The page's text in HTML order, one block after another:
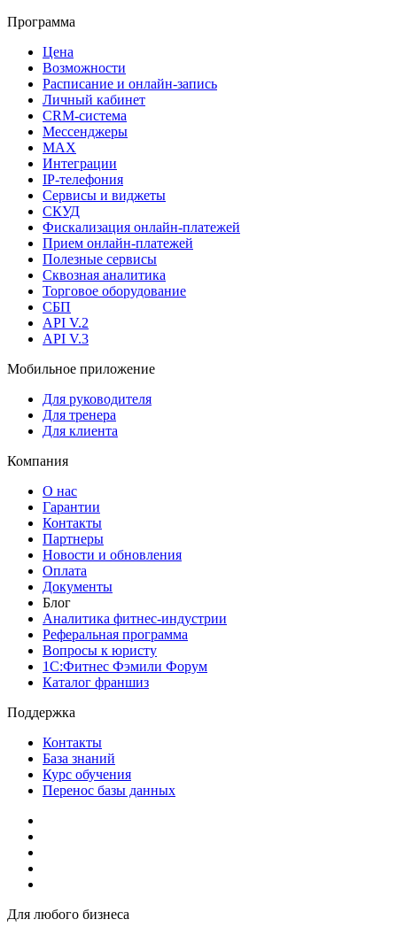
Программа
Цена
Возможности
Расписание и онлайн-запись
Личный кабинет
CRM-система
Мессенджеры
MAX
Интеграции
IP-телефония
Сервисы и виджеты
СКУД
Фискализация онлайн‑платежей
Прием онлайн-платежей
Полезные сервисы
Сквозная аналитика
Торговое оборудование
СБП
API V.2
API V.3
Мобильное приложение
Для руководителя
Для тренера
Для клиента
Компания
О нас
Гарантии
Контакты
Партнеры
Новости и обновления
Оплата
Документы
Блог
Аналитика фитнес-индустрии
Реферальная программа
Вопросы к юристу
1С:Фитнес Фэмили Форум
Каталог франшиз
Поддержка
Контакты
База знаний
Курс обучения
Перенос базы данных
Для любого бизнеса